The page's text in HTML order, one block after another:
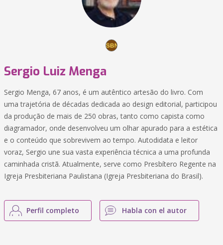
Sergio Luiz Menga
Sergio Menga, 67 anos, é um autêntico artesão do livro. Com
uma trajetória de décadas dedicada ao design editorial, participou
da produção de mais de 250 obras, tanto como capista como
diagramador, onde desenvolveu um olhar apurado para a estética
e o conteúdo que sobrevivem ao tempo. Autodidata e leitor
voraz, Sergio une sua vasta experiência técnica a uma profunda
caminhada cristã. Atualmente, serve como Presbítero Regente na
Igreja Presbiteriana Paulistana (Igreja Presbiteriana do Brasil).
Perfil completo Habla con el autor